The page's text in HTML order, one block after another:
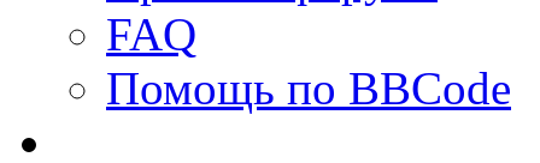
FAQ
Помощь по BBCode